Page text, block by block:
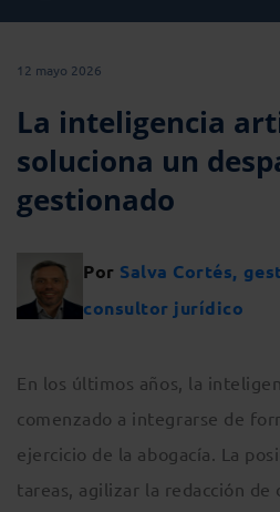
12 mayo 2026
La inteligencia
soluciona un
gestionado
Por Salva Cortés,
consultor jurídico
En los últimos años, la
comenzado a integrarse de
ejercicio de la abogacía. La
tareas, agilizar la redacción de